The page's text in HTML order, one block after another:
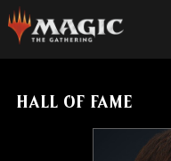
HALL OF FAME